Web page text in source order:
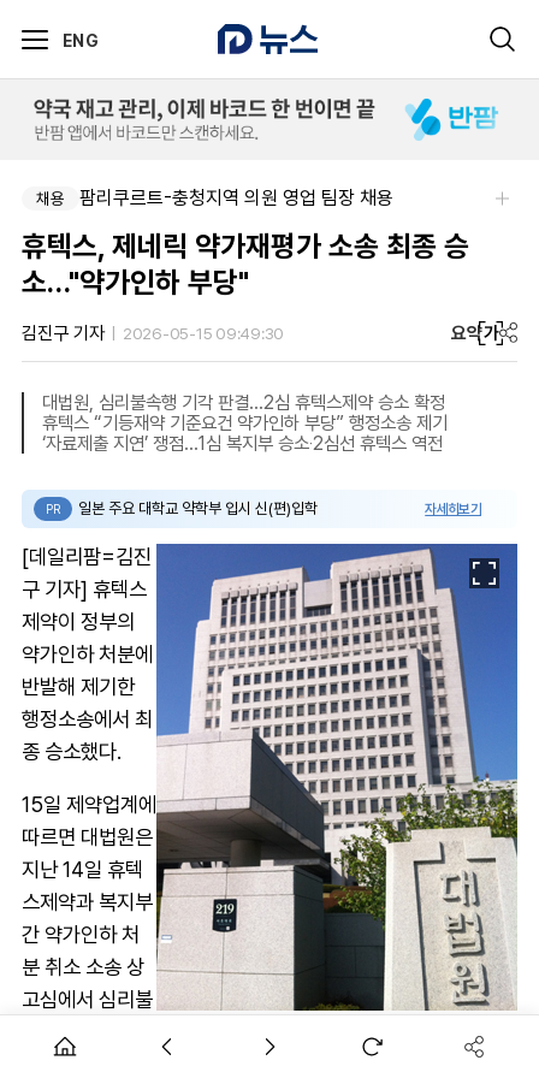
ENG
채용 팜리쿠르트-충청지역 의원 영업 팀장 채용
휴텍스, 제네릭 약가재평가 소송 최종 승
소…"약가인하 부당"
김진구 기자 2026-05-15 09:49:30 요약가
대법원, 심리불속행 기각 판결…2심 휴텍스제약 승소 확정
휴텍스 “기등재약 기준요건 약가인하 부당” 행정소송 제기
‘자료제출 지연’ 쟁점…1심 복지부 승소‧2심선 휴텍스 역전
PR 일본 주요 대학교 약학부 입시 신(편)입학 자세히보기
[데일리팜=김진
구 기자] 휴텍스
제약이 정부의
약가인하 처분에
반발해 제기한
행정소송에서 최
종 승소했다.
15일 제약업계에
따르면 대법원은
지난 14일 휴텍
스제약과 복지부
간 약가인하 처
분 취소 소송 상
고심에서 심리불
속행 기각 판결
을 내렸다.